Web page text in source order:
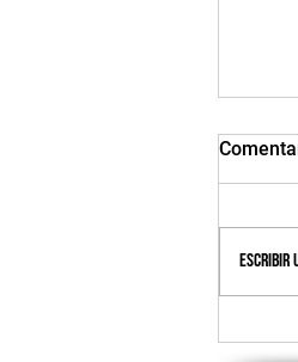
Escribir